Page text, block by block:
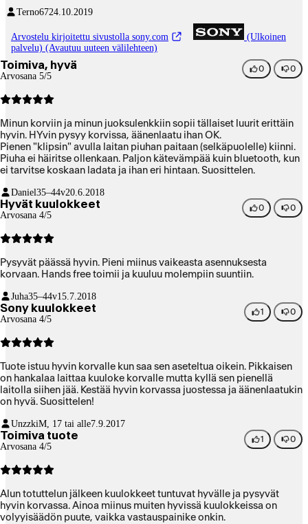
Terno6724.10.2019
Arvostelu kirjoitettu sivustolla sony.com
(Ulkoinen
palvelu) (Avautuu uuteen välilehteen)
Toimiva, hyvä
Arvosana 5/5
0 0
Minun korviin ja minun juoksulenkkiin sopii tällaiset luurit erittäin
hyvin. HYvin pysyy korvissa, äänenlaatu ihan OK.
Pienen "klipsin" avulla laitan piuhan paitaan (selkäpuolelle) kiinni.
Piuha ei häiritse ollenkaan. Paljon kätevämpää kuin bluetooth, kun
ei tarvitse koskaan ladata ja ihan eri hintaan. Suosittelen.
Daniel35–44v20.6.2018
Hyvät kuulokkeet
Arvosana 4/5
0 0
Pysyvät päässä hyvin. Pieni miinus vaikeasta asennuksesta
korvaan. Hands free toimii ja kuuluu molempiin suuntiin.
Juha35–44v15.7.2018
Sony kuulokkeet
Arvosana 4/5
1 0
Tuote istuu hyvin korvalle kun saa sen aseteltua oikein. Pikkaisen
on hankalaa laittaa kuuloke korvalle mutta kyllä sen pienellä
laitolla siihen jää. Kestää hyvin korvassa juostessa ja äänenlaatukin
on hyvä. Suosittelen!
UnzzkiM, 17 tai alle7.9.2017
Toimiva tuote
Arvosana 4/5
1 0
Alun totuttelun jälkeen kuulokkeet tuntuvat hyvälle ja pysyvät
hyvin korvassa. Ainoa miinus muiten hyvissä kuulokkeissa on
volyyisäädön puute, vaikka vastauspainike onkin.